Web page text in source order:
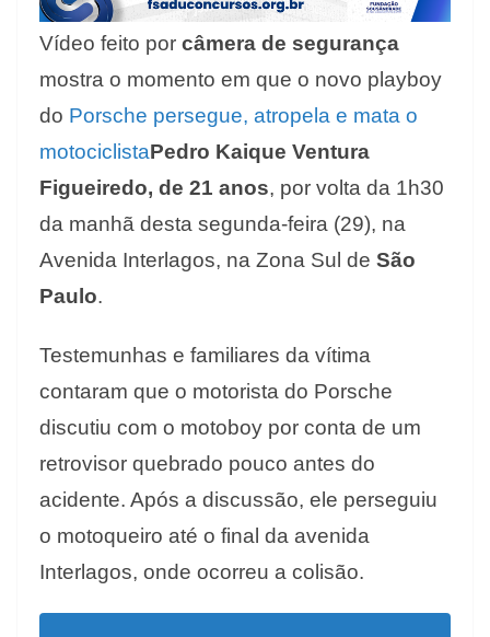
Vídeo feito por câmera de segurança
mostra o momento em que o novo playboy
do Porsche persegue, atropela e mata o
motociclistaPedro Kaique Ventura
Figueiredo, de 21 anos, por volta da 1h30
da manhã desta segunda-feira (29), na
Avenida Interlagos, na Zona Sul de São
Paulo.
Testemunhas e familiares da vítima
contaram que o motorista do Porsche
discutiu com o motoboy por conta de um
retrovisor quebrado pouco antes do
acidente. Após a discussão, ele perseguiu
o motoqueiro até o final da avenida
Interlagos, onde ocorreu a colisão.